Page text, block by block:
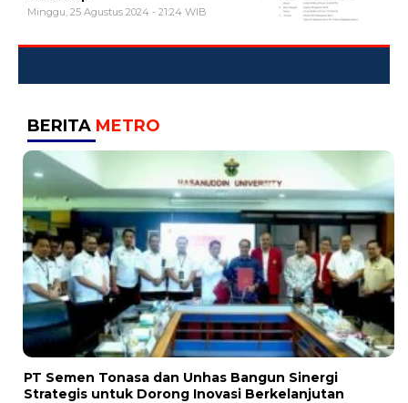
Minggu, 25 Agustus 2024 - 21:24 WIB
BERITA METRO
PT Semen Tonasa dan Unhas Bangun Sinergi
Strategis untuk Dorong Inovasi Berkelanjutan